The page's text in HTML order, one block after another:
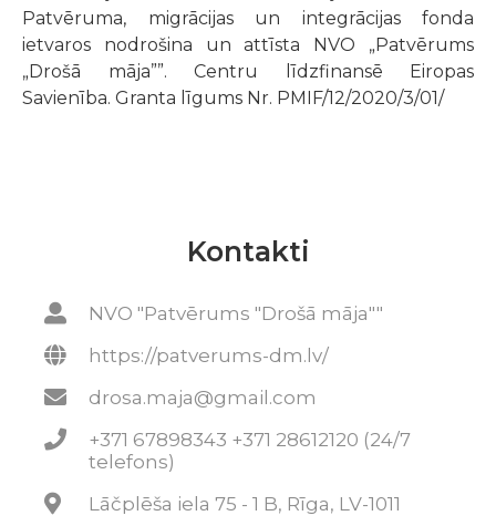
Patvēruma, migrācijas un integrācijas fonda
ietvaros nodrošina un attīsta NVO „Patvērums
„Drošā māja””. Centru līdzfinansē Eiropas
Savienība. Granta līgums Nr. PMIF/12/2020/3/01/
Kontakti
NVO "Patvērums "Drošā māja""
https://patverums-dm.lv/
drosa.maja@gmail.com
+371 67898343 +371 28612120 (24/7
telefons)
Lāčplēša iela 75 - 1 B, Rīga, LV-1011